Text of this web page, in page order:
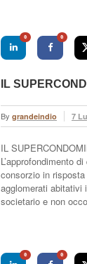
0 0
IL
By grandeindio 7
IL
L’approfondimento
consorzio in
agglomerati abitativi
societario e non
0 0